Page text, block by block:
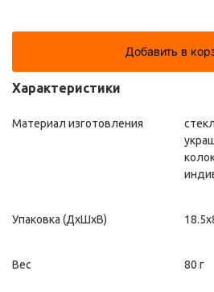
Добавить в
Характеристики
Материал изготовления
Упаковка (ДxШxВ)
Вес 80 г